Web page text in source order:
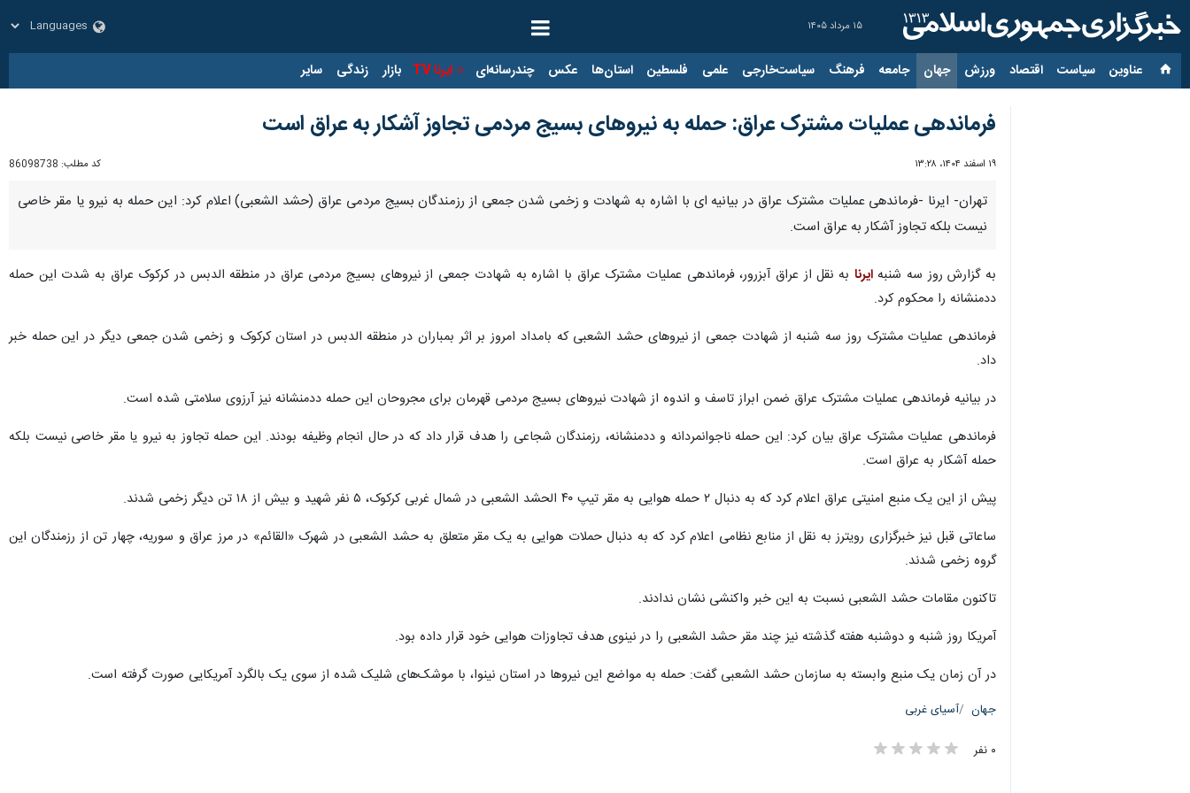
۱۵ مرداد ۱۴۰۵
عناوین‌ سیاست اقتصاد ورزش جهان جامعه فرهنگ سیاست‌خارجی علمی فلسطین استان‌ها عکس چندرسانه‌ای ایرنا TV بازار زندگی سایر
فرماندهی عملیات مشترک عراق: حمله به نیروهای بسیج مردمی تجاوز آشکار به عراق است
۱۹ اسفند ۱۴۰۴، ۱۳:۲۸ کد مطلب: 86098738
تهران- ایرنا -فرماندهی عملیات مشترک عراق در بیانیه ای با اشاره به شهادت و زخمی شدن جمعی از رزمندگان بسیج مردمی عراق (حشد الشعبی) اعلام کرد: این حمله به نیرو یا مقر خاصی